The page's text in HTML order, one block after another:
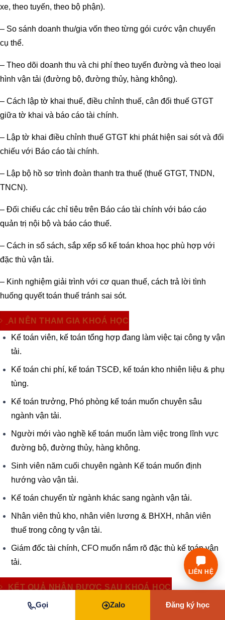
xe, theo tuyến, theo bộ phận).
– So sánh doanh thu/gia vốn theo từng gói cước vận chuyển
cụ thể.
– Theo dõi doanh thu và chi phí theo tuyến đường và theo loại
hình vận tải (đường bộ, đường thủy, hàng không).
– Cách lập tờ khai thuế, điều chỉnh thuế, cân đối thuế GTGT
giữa tờ khai và báo cáo tài chính.
– Lập tờ khai điều chỉnh thuế GTGT khi phát hiện sai sót và đối
chiếu với Báo cáo tài chính.
– Lập bộ hồ sơ trình đoàn thanh tra thuế (thuế GTGT, TNDN,
TNCN).
– Đối chiếu các chỉ tiêu trên Báo cáo tài chính với báo cáo
quản trị nội bộ và báo cáo thuế.
– Cách in sổ sách, sắp xếp sổ kế toán khoa học phù hợp với
đặc thù vận tải.
– Kinh nghiệm giải trình với cơ quan thuế, cách trả lời tình
huống quyết toán thuế tránh sai sót.
AI NÊN THAM GIA KHOÁ HỌC
Kế toán viên, kế toán tổng hợp đang làm việc tại công ty vận
tải.
Kế toán chi phí, kế toán TSCĐ, kế toán kho nhiên liệu & phụ
tùng.
Kế toán trưởng, Phó phòng kế toán muốn chuyên sâu
ngành vận tải.
Người mới vào nghề kế toán muốn làm việc trong lĩnh vực
đường bộ, đường thủy, hàng không.
Sinh viên năm cuối chuyên ngành Kế toán muốn định
hướng vào vận tải.
Kế toán chuyển từ ngành khác sang ngành vận tải.
Nhân viên thủ kho, nhân viên lương & BHXH, nhân viên
thuế trong công ty vận tải.
Giám đốc tài chính, CFO muốn nắm rõ đặc thù kế toán vận
tải.
KẾT QUẢ NHẬN ĐƯỢC SAU KHOÁ HỌC
Nắm vững đặc thù kế toán vận tải đường bộ, đường thủy và
Gọi Zalo Đăng ký học
LIÊN HỆ